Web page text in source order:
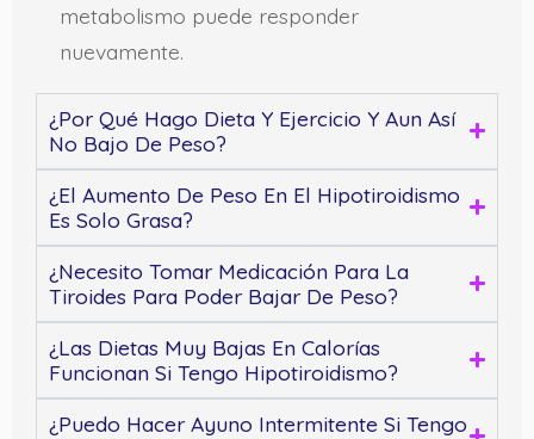
metabolismo puede responder
nuevamente.
¿Por Qué Hago Dieta Y Ejercicio Y Aun Así
No Bajo De Peso?
¿El Aumento De Peso En El Hipotiroidismo
Es Solo Grasa?
¿Necesito Tomar Medicación Para La
Tiroides Para Poder Bajar De Peso?
¿Las Dietas Muy Bajas En Calorías
Funcionan Si Tengo Hipotiroidismo?
¿Puedo Hacer Ayuno Intermitente Si Tengo